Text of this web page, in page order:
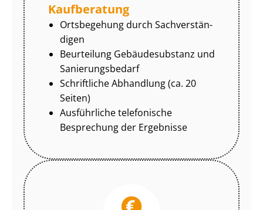
Kaufberatung
Ortsbegehung durch Sach­ver­stän­
di­gen
Beurteilung Gebäudesubstanz und
Sa­nie­rungs­be­darf
Schriftliche Abhandlung (ca. 20
Seiten)
Ausführliche telefonische
Besprechung der Ergebnisse